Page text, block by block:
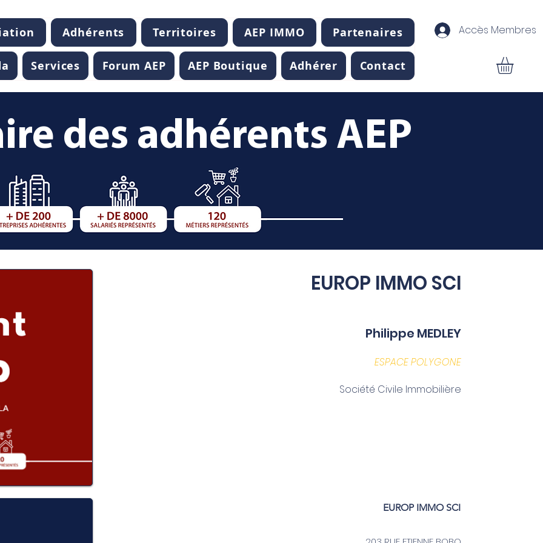
Adhérents Territoires AEP IMMO Partenaires
Services Forum AEP AEP Boutique Adhérer Contact
Accès Membres
des adhérents AEP
EUROP IMMO SCI
Philippe MEDLEY
ESPACE POLYGONE
Société Civile Immobilière
EUROP IMMO SCI